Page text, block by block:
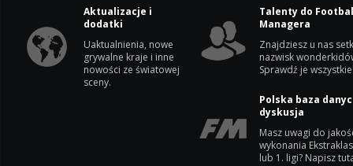
Aktualizacje i
dodatki
Uaktualnienia, nowe
grywalne kraje i inne
nowości ze światowej
sceny.
Talenty do
Managera
Znajdziesz u nas
nazwisk
Sprawdź je
Polska baza
dyskusja
Masz uwagi do
wykonania
lub 1. ligi? Napisz